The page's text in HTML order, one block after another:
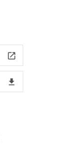
launch
file_download